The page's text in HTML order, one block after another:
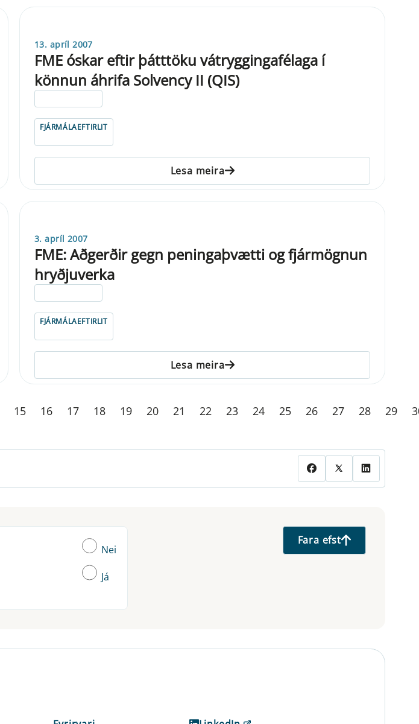
13. apríl 2007
FME óskar eftir þátttöku vátryggingafélaga í
könnun áhrifa Solvency II (QIS)
FJÁRMÁLAEFTIRLIT
Lesa meira
3. apríl 2007
FME: Aðgerðir gegn peningaþvætti og fjármögnun
hryðjuverka
FJÁRMÁLAEFTIRLIT
Lesa meira
15 16 17 18 19 20 21 22 23 24 25 26 27 28 29
Nei
Já
Fara efst